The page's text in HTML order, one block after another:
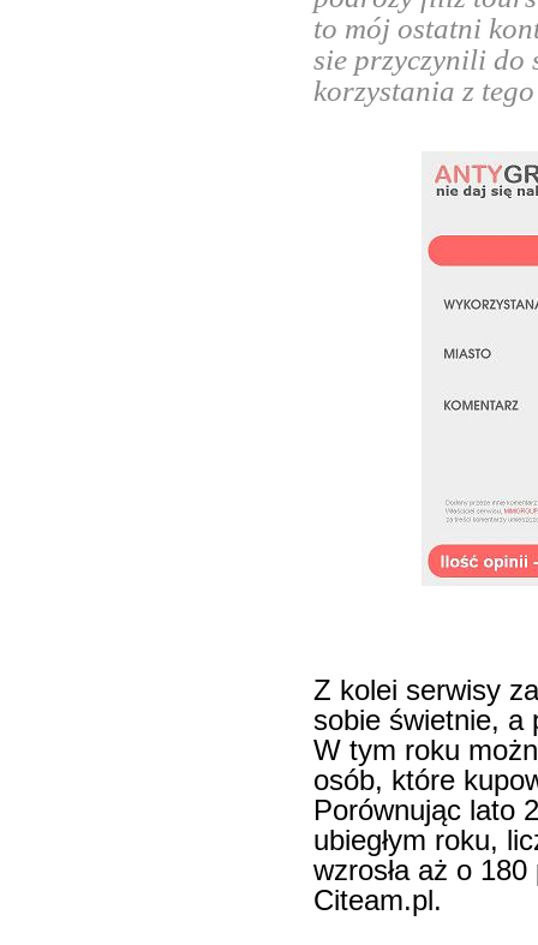
to mój ostatni
sie przyczynili do
korzystania z
Z kolei serwisy
sobie świetnie, a
W tym roku
osób, które
Porównując lato
ubiegłym roku,
wzrosła aż o
Citeam.pl.